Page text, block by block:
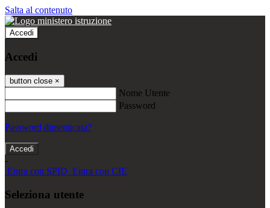
Salta al contenuto
Accedi
Accedi
button close ×
Nome Utente
Password
Password dimenticata?
-
Entra con SPID Entra con CIE
Seleziona utente